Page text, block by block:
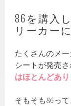
86を購入
リーカー
たくさんのメ
シートが発売さ
はほとんどあ
そもそも86っ